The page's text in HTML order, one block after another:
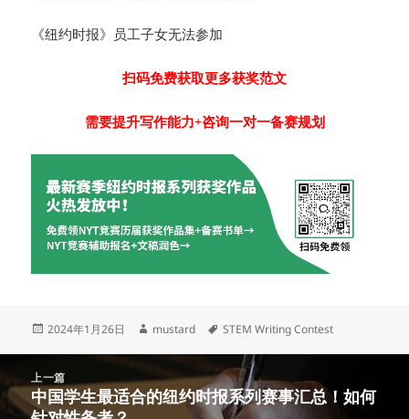
《纽约时报》员工子女无法参加
扫码免费获取更多获奖范文
需要提升写作能力+咨询一对一备赛规划
发
2024年1月26日
作
mustard
标
STEM Writing Contest
章
上一篇
上
中国学生最适合的纽约时报系列赛事汇总！如何